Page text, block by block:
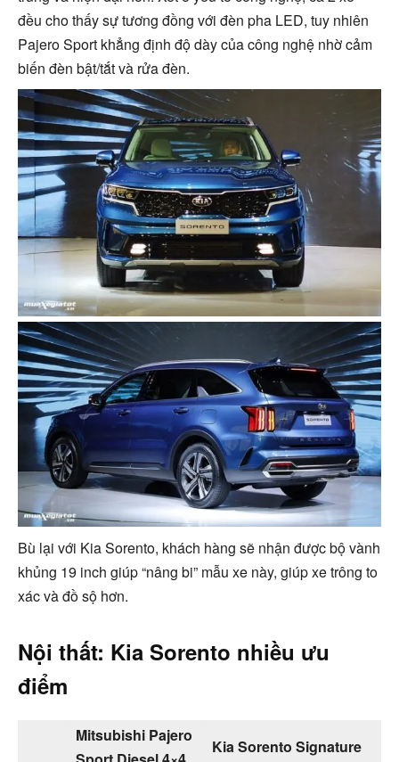
đều cho thấy sự tương đồng với đèn pha LED, tuy nhiên
Pajero Sport khẳng định độ dày của công nghệ nhờ cảm
biến đèn bật/tắt và rửa đèn.
Bù lại với Kia Sorento, khách hàng sẽ nhận được bộ vành
khủng 19 inch giúp “nâng bi” mẫu xe này, giúp xe trông to
xác và đồ sộ hơn.
Nội thất: Kia Sorento nhiều ưu
điểm
Mitsubishi Pajero
Kia Sorento Signature